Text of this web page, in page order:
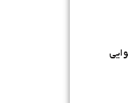
ژئوفیزیک هوایی